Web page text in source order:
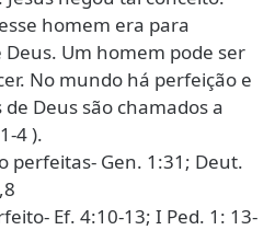
homem era para
Um homem pode ser
No mundo há perfeição e
Deus são chamados a
4 ).
perfeitas- Gen. 1:31; Deut.
Ef. 4:10-13; I Ped. 1: 13-